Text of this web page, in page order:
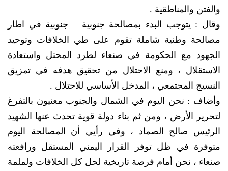
والفتن والمناطقية .
وقال : يتوجب البدء بمصالحة جنوبية – جنوبية في اطار
مصالحة وطنية شاملة تقوم على طي الخلافات وتوحيد
الجهود مع الحكومة في صنعاء لطرد المحتل واستعادة
الاستقلال ، ومنع الاحتلال من تحقيق هدفه في تمزيق
النسيج المجتمعي ، المدخل الأساسي للاحتلال .
وأضاف : نحن اليوم في الشمال والجنوب معنيون بالتفرغ
لتحرير الأرض ، ومن ثم بناء دولة قوية تحدث عنها الشهيد
الرئيس صالح الصماد ، وفي رأيي أن المصالحة اليوم
متوفرة في ظل توفر القرار اليمني المستقل ورافعته
صنعاء ، نحن أمام فرصة تاريخية لحل كل الخلافات ولملمة